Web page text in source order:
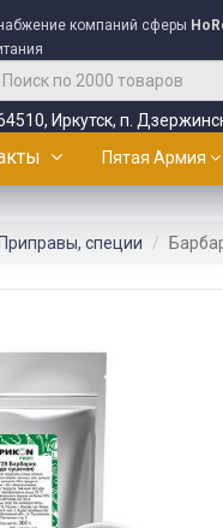
компаний сферы
Иркутск, п.
Пятая Армия
Приправы, специи